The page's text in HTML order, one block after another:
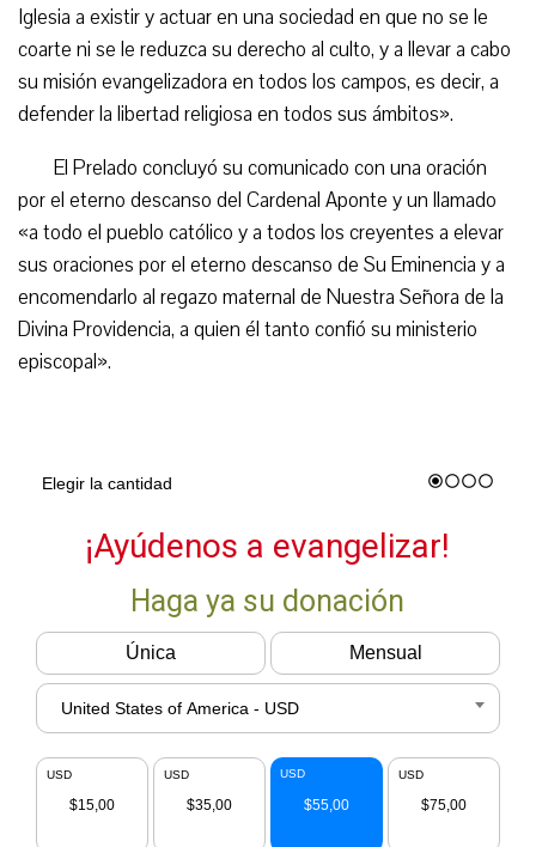
Iglesia a existir y actuar en una sociedad en que no se le
coarte ni se le reduzca su derecho al culto, y a llevar a cabo
su misión evangelizadora en todos los campos, es decir, a
defender la libertad religiosa en todos sus ámbitos».
El Prelado concluyó su comunicado con una oración
por el eterno descanso del Cardenal Aponte y un llamado
«a todo el pueblo católico y a todos los creyentes a elevar
sus oraciones por el eterno descanso de Su Eminencia y a
encomendarlo al regazo maternal de Nuestra Señora de la
Divina Providencia, a quien él tanto confió su ministerio
episcopal».